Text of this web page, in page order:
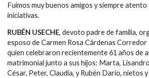
Fuimos muy buenos amigos y siempre atento
iniciativas.
RUBÉN USECHE, devoto padre de familia,
esposo de Carmen Rosa Cárdenas Corredor
quien celebraron recientemente 61 años de
matrimonial junto a sus hijos: Marta,
César, Peter, Claudia, y Rubén Darío, nietos